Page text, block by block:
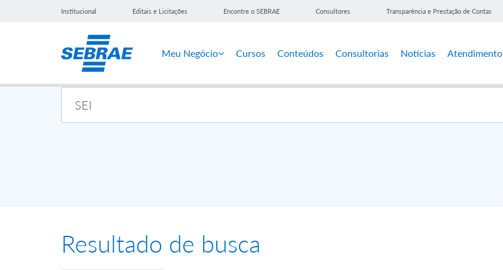
Institucional Editais e Licitações Encontre o SEBRAE Consultores Transparência e Prestação de Contas
Meu Negócio Cursos Conteúdos Consultorias Notícias Atendimento
Resultado de busca